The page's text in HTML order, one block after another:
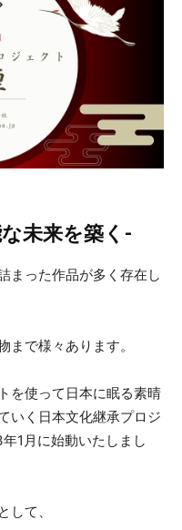
未来を築く-
まった作品が多く存在し
まで様々あります。
を使って日本に眠る素晴
いく日本文化継承プロジ
1月に始動いたしまし
して、